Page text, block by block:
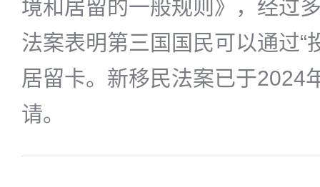
境和居留的一般规则》，经过
法案表明第三国国民可以通过“
居留卡。新移民法案已于2024
请。